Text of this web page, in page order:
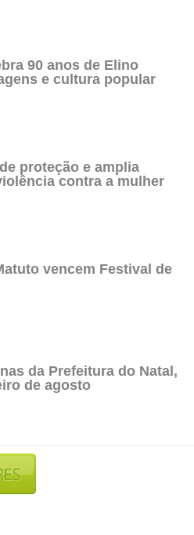
90 anos de Elino
e cultura popular
proteção e amplia
contra a mulher
vencem Festival de
da Prefeitura do Natal,
de agosto